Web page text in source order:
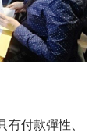
付款彈性、